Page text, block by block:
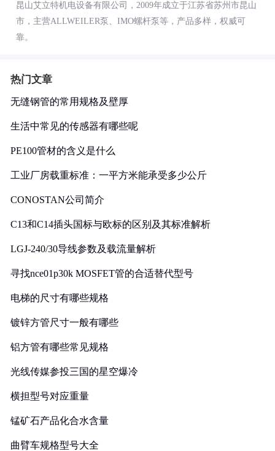
昆山艾立特机电设备有限公司，2009年成立于江苏省苏州市昆山
市，主营ALLWEILER泵、IMO螺杆泵等，产品多样，权威可
靠。
热门文章
无缝钢管的常用规格及壁厚
生活中常见的传感器有哪些呢
PE100管材的含义是什么
工业厂房载重标准：一平方米能承受多少公斤
CONOSTAN公司简介
C13和C14插头国标与欧标的区别及其标准解析
LGJ-240/30导线参数及载流量解析
寻找nce01p30k MOSFET管的合适替代型号
电梯的尺寸有哪些规格
镀锌方管尺寸一般有哪些
铝方管有哪些常见规格
光线传媒参投三国的星空爆冷
横担型号对应重量
锰矿石产品化合水含量
曲臂车规格型号大全